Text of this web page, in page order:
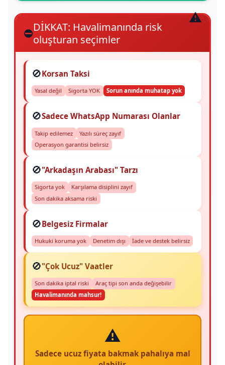
⛔DİKKAT: Havalimanında risk
oluşturan seçimler
🚫Korsan Taksi
Yasal değil Sigorta YOK Sorun anında muhatap yok
🚫Sadece WhatsApp Numarası Olanlar
Takip edilemez
Yazılı süreç zayıf
Operasyon garantisi belirsiz
🚫"Arkadaşın Arabası" Tarzı
Sigorta yok
Karşılama disiplini zayıf
Son dakika aksama riski
🚫Belgesiz Firmalar
Hukuki koruma yok Denetim dışı İade ve destek belirsiz
🚫"Çok Ucuz" Vaatler
Son dakika iptal riski
Araç tipi son anda değişebilir
Havalimanında mahsur!
⚠️
Sadece ucuz fiyata bakmak pahalıya mal